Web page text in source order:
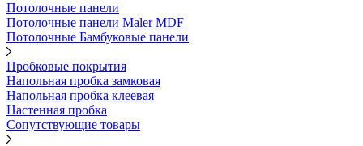
Потолочные панели
Потолочные панели Maler MDF
Потолочные Бамбуковые панели
Пробковые покрытия
Напольная пробка замковая
Напольная пробка клеевая
Настенная пробка
Сопутствующие товары